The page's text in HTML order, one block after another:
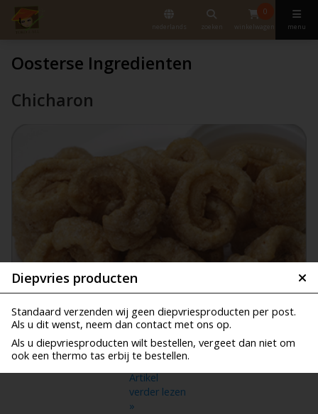
nederlands zoeken
0
winkelwagen menu
Diepvries producten
Standaard verzenden wij geen diepvriesproducten per post.
Als u dit wenst, neem dan contact met ons op.
Als u diepvriesproducten wilt bestellen, vergeet dan niet om
ook een thermo tas erbij te bestellen.
Oosterse Ingredienten
Chicharon
Chicharon Knabbel Spek is een heerlijk snack voor
tussendoor of in combinatie met een rijsttafel
Artikel
verder lezen
»